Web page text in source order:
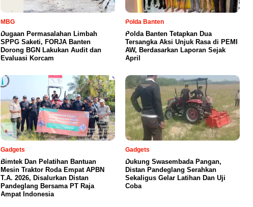
MBG
Dugaan Permasalahan Limbah
SPPG Saketi, FORJA Banten
Dorong BGN Lakukan Audit dan
Evaluasi Korcam
Polda Banten
Polda Banten Tetapkan Dua
Tersangka Aksi Unjuk Rasa di PEMI
AW, Berdasarkan Laporan Sejak
April
Gadgets
Bimtek Dan Pelatihan Bantuan
Mesin Traktor Roda Empat APBN
T.A. 2026, Disalurkan Distan
Pandeglang Bersama PT Raja
Ampat Indonesia
Gadgets
Dukung Swasembada Pangan,
Distan Pandeglang Serahkan
Sekaligus Gelar Latihan Dan Uji
Coba